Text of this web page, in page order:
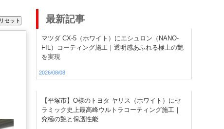
最新記事
マツダ CX-5（ホワイト）にエシュロン（NANO-
FIL）コーティング施工｜透明感あふれる極上の艶
を実現
2026/08/08
【平塚市】O様のトヨタ ヤリス（ホワイト）にセ
ラミック史上最高峰ウルトラコーティング施工｜
究極の艶と保護性能